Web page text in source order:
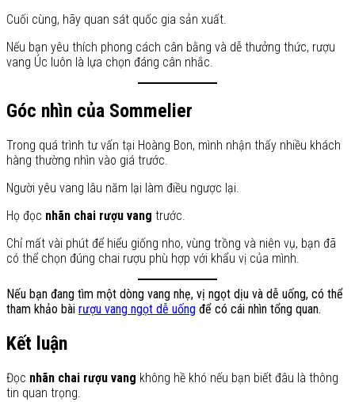
Cuối cùng, hãy quan sát quốc gia sản xuất.
Nếu bạn yêu thích phong cách cân bằng và dễ thưởng thức, rượu
vang Úc luôn là lựa chọn đáng cân nhắc.
Góc nhìn của Sommelier
Trong quá trình tư vấn tại Hoàng Bon, mình nhận thấy nhiều khách
hàng thường nhìn vào giá trước.
Người yêu vang lâu năm lại làm điều ngược lại.
Họ đọc nhãn chai rượu vang trước.
Chỉ mất vài phút để hiểu giống nho, vùng trồng và niên vụ, bạn đã
có thể chọn đúng chai rượu phù hợp với khẩu vị của mình.
Nếu bạn đang tìm một dòng vang nhẹ, vị ngọt dịu và dễ uống, có thể
tham khảo bài rượu vang ngọt dễ uống để có cái nhìn tổng quan.
Kết luận
Đọc nhãn chai rượu vang không hề khó nếu bạn biết đâu là thông
tin quan trọng.